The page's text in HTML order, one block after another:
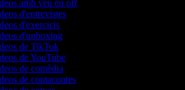
amb veu en off
d'entrevistes
d'exercicis
d'unboxing
de TikTok
de YouTube
de comèdia
de contacontes